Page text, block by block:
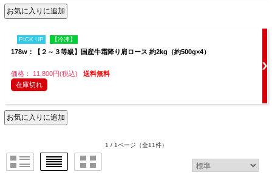
PICK UP 【冷凍】
178w：【２～３等級】国産牛霜降り肩ロース 約2kg（約500g×4）
価格： 11,800円(税込)
送料無料
在庫切れ
1 / 1ページ （全11件）